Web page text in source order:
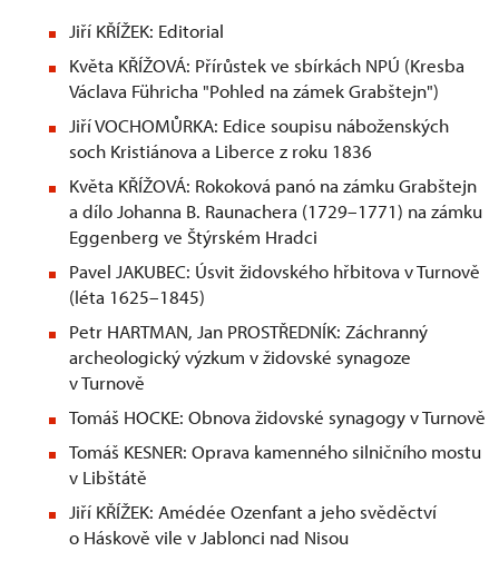
Jiří KŘÍŽEK: Editorial
Květa KŘÍŽOVÁ: Přírůstek ve sbírkách NPÚ (Kresba
Václava Führicha "Pohled na zámek Grabštejn")
Jiří VOCHOMŮRKA: Edice soupisu náboženských
soch Kristiánova a Liberce z roku 1836
Květa KŘÍŽOVÁ: Rokoková panó na zámku Grabštejn
a dílo Johanna B. Raunachera (1729–1771) na zámku
Eggenberg ve Štýrském Hradci
Pavel JAKUBEC: Úsvit židovského hřbitova v Turnově
(léta 1625–1845)
Petr HARTMAN, Jan PROSTŘEDNÍK: Záchranný
archeologický výzkum v židovské synagoze
v Turnově
Tomáš HOCKE: Obnova židovské synagogy v Turnově
Tomáš KESNER: Oprava kamenného silničního mostu
v Libštátě
Jiří KŘÍŽEK: Amédée Ozenfant a jeho svěděctví
o Háskově vile v Jablonci nad Nisou